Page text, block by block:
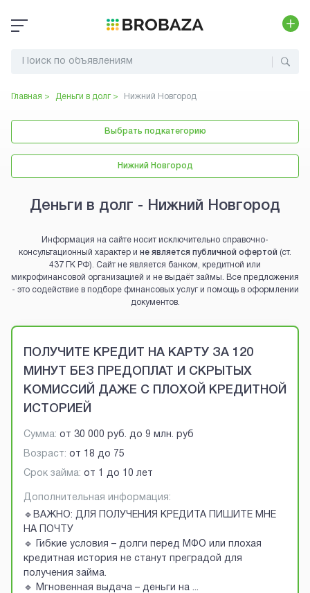
Главная > Деньги в долг> Нижний Новгород
Выбрать подкатегорию
Нижний Новгород
Деньги в долг - Нижний Новгород
Информация на сайте носит исключительно справочно-
консультационный характер и не является публичной офертой (ст.
437 ГК РФ). Сайт не является банком, кредитной или
микрофинансовой организацией и не выдаёт займы. Все предложения
- это содействие в подборе финансовых услуг и помощь в оформлении
документов.
Brobaza - VIP-объявления
ПОЛУЧИТЕ КРЕДИТ НА КАРТУ ЗА 120
МИНУТ БЕЗ ПРЕДОПЛАТ И СКРЫТЫХ
КОМИССИЙ ДАЖЕ С ПЛОХОЙ КРЕДИТНОЙ
ИСТОРИЕЙ
Сумма: от 30 000 руб. до 9 млн. руб
Возраст: от 18 до 75
Срок займа: от 1 до 10 лет
Дополнительная информация:
🔹ВАЖНО: ДЛЯ ПОЛУЧЕНИЯ КРЕДИТА ПИШИТЕ МНЕ
НА ПОЧТУ
🔹 Гибкие условия – долги перед МФО или плохая
кредитная история не станут преградой для
получения займа.
🔹 Мгновенная выдача – деньги на ...